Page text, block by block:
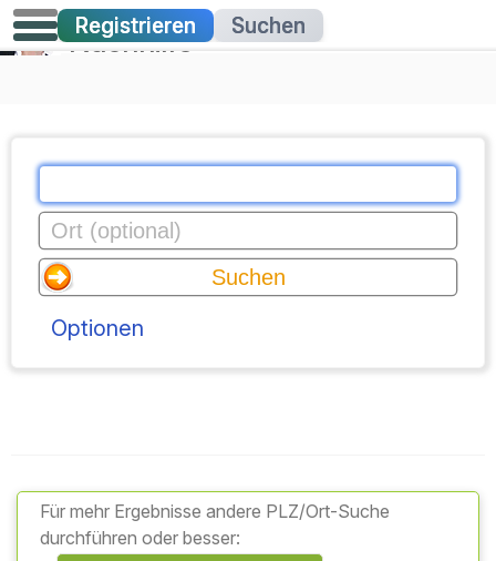
Nachhilfe
Registrieren Suchen
Optionen
Für mehr Ergebnisse andere PLZ/Ort-Suche
durchführen oder besser: